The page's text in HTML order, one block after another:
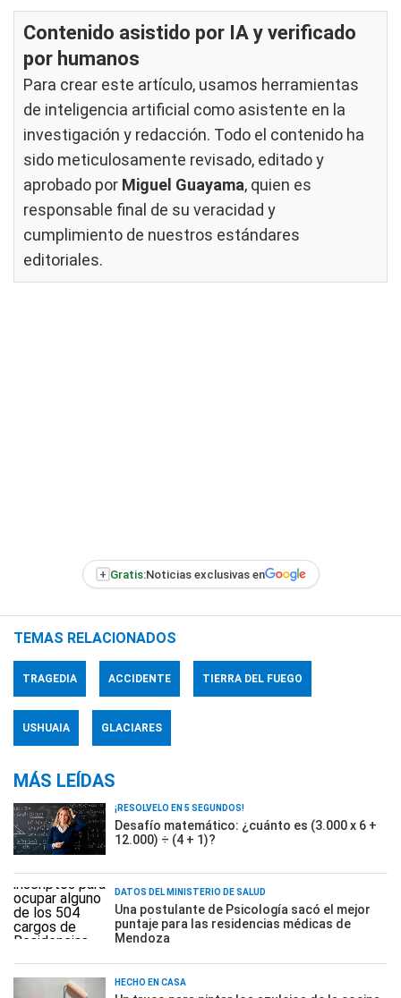
Contenido asistido por IA y verificado
por humanos
Para crear este artículo, usamos herramientas
de inteligencia artificial como asistente en la
investigación y redacción. Todo el contenido ha
sido meticulosamente revisado, editado y
aprobado por Miguel Guayama, quien es
responsable final de su veracidad y
cumplimiento de nuestros estándares
editoriales.
+ Gratis:Noticias exclusivas en
TEMAS RELACIONADOS
TRAGEDIA ACCIDENTE TIERRA DEL FUEGO
USHUAIA GLACIARES
MÁS LEÍDAS
¡RESOLVELO EN 5 SEGUNDOS!
Desafío matemático: ¿cuánto es (3.000 x 6 +
12.000) ÷ (4 + 1)?
DATOS DEL MINISTERIO DE SALUD
Una postulante de Psicología sacó el mejor
puntaje para las residencias médicas de
Mendoza
HECHO EN CASA